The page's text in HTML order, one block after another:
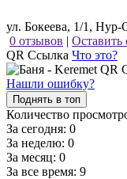
ул. Бокеева, 1/1, Нур-
0 отзывов | Оставить
QR Ссылка Что это?
Нашли ошибку?
Поднять в топ
Количество
За сегодня: 0
За неделю: 0
За месяц: 0
За все время: 9